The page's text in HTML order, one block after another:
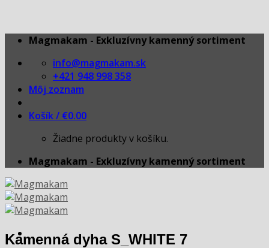
Skip
content
Magmakam - Exkluzívny kamenný sortiment
info@magmakam.sk
+421 948 998 358
Môj zoznam
Košík / €0.00
Žiadne produkty v košíku.
Magmakam - Exkluzívny kamenný sortiment
Kamenná dyha S_WHITE 7